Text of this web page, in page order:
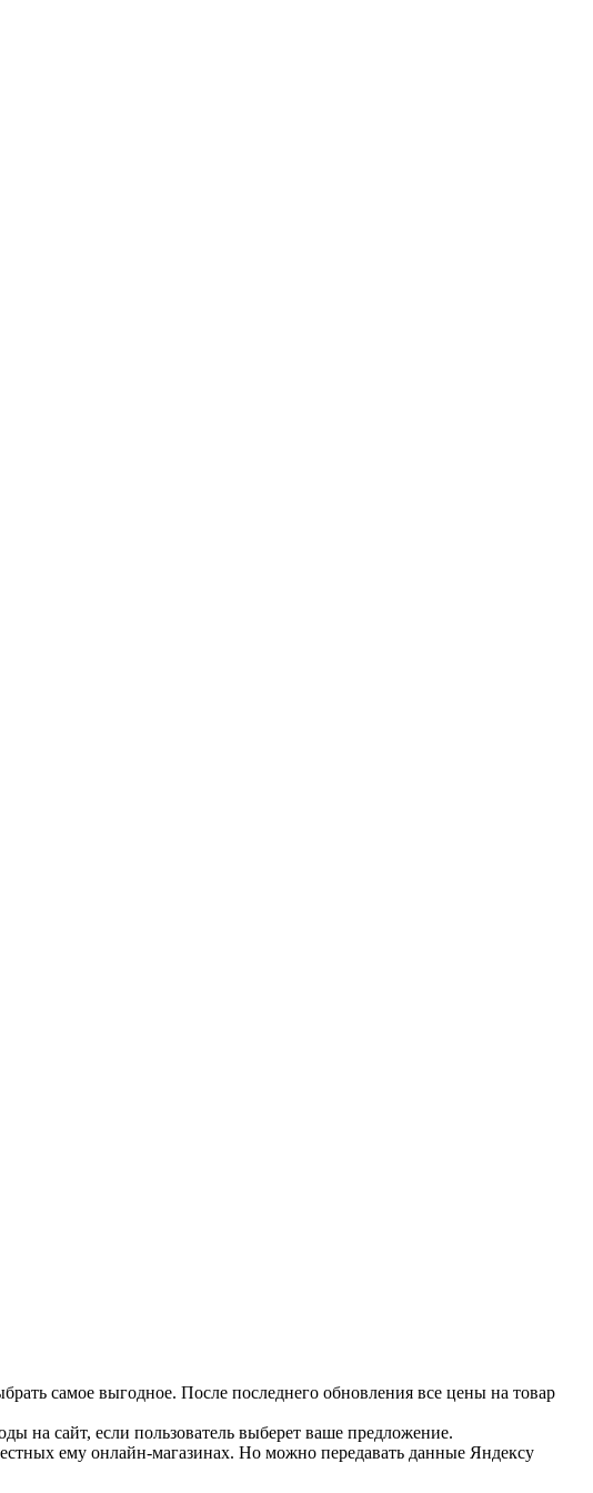
самое выгодное. После последнего обновления все цены на товар
на сайт, если пользователь выберет ваше предложение.
ему онлайн-магазинах. Но можно передавать данные Яндексу